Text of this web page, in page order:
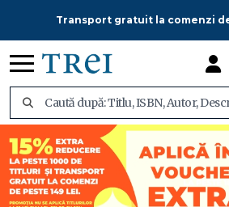
Transport gratuit la comenzi